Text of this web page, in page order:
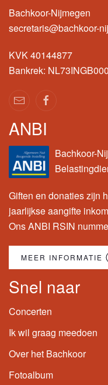
Bachkoor-Nijmegen
secretaris@bachkoor-
KVK 40144877
Bankrek:
ANBI
Bachkoor-
Giften en donaties zijn
jaarlijkse aangifte
Ons ANBI RSIN
MEER INFORMATIE
Snel naar
Concerten
Ik wil graag meedoen
Over het Bachkoor
Fotoalbum